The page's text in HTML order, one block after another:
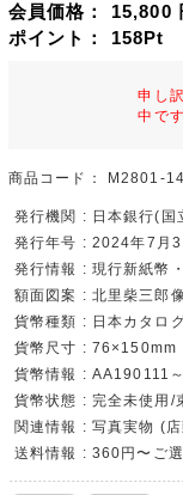
会員価格： 15,800
ポイント： 158Pt
申し
中です
商品コード： M2801-
発行機関 : 日本銀行(国
発行年号 : 2024年7月3
発行情報 : 現行新紙幣
額面図案 : 北里柴三郎
貨幣種類 : 日本カタロ
貨幣尺寸 : 76×150mm
貨幣情報 : AA190111
貨幣状態 : 完全未使用/
関連情報 : 写真実物 (
送料情報 : 360円〜ご